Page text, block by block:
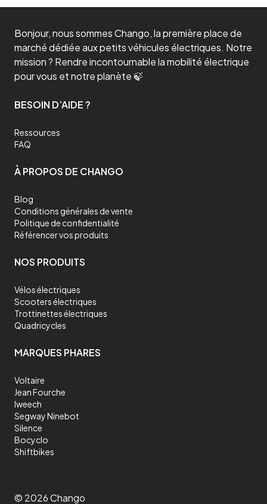
Bonjour, nous sommes Chango, la première place de
marché dédiée aux petits véhicules électriques. Notre
mission ? Rendre incontournable la mobilité électrique
pour vous et notre planète 🍃
BESOIN D’AIDE ?
Ressources
FAQ
À PROPOS DE CHANGO
Blog
Conditions générales de vente
Politique de confidentialité
Référencer vos produits
NOS PRODUITS
Vélos électriques
Scooters électriques
Trottinettes électriques
Quadricycles
MARQUES PHARES
Voltaire
Jean Fourche
Iweech
Segway Ninebot
Silence
Bocyclo
Shiftbikes
© 2026Chango